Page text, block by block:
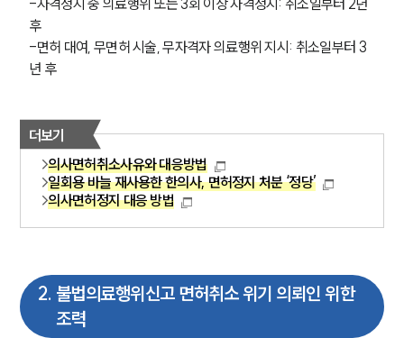
-자격정지 중 의료행위 또는 3회 이상 자격정지: 취소일부터 2년
후
-면허 대여, 무면허 시술, 무자격자 의료행위 지시: 취소일부터 3
년 후
더보기
의사면허취소사유와 대응방법
일회용 바늘 재사용한 한의사, 면허정지 처분 ‘정당’
의사면허정지 대응 방법
2. 불법의료행위신고 면허취소 위기 의뢰인 위한
조력